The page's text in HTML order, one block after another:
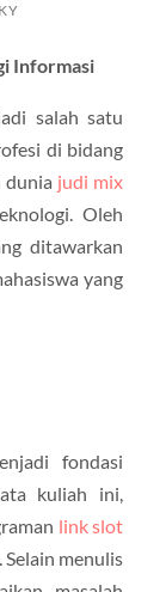
Informasi
salah satu
di bidang
dunia judi mix
Oleh
ditawarkan
yang
fondasi
kuliah ini,
link slot
menulis